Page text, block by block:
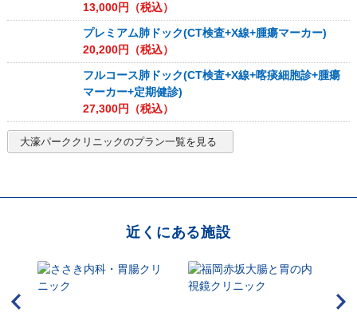
13,000円（税込）
プレミアム肺ドック(CT検査+X線+腫瘍マーカー)
20,200円（税込）
フルコース肺ドック(CT検査+X線+喀痰細胞診+腫瘍
マーカー+定期健診)
27,300円（税込）
大濠パーククリニックのプラン一覧を見る
近くにある施設